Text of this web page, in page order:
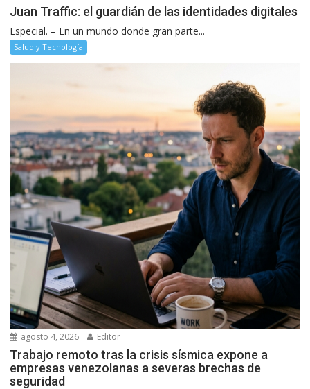
Juan Traffic: el guardián de las identidades digitales
Especial. – En un mundo donde gran parte...
Salud y Tecnología
agosto 4, 2026 Editor
Trabajo remoto tras la crisis sísmica expone a
empresas venezolanas a severas brechas de
seguridad